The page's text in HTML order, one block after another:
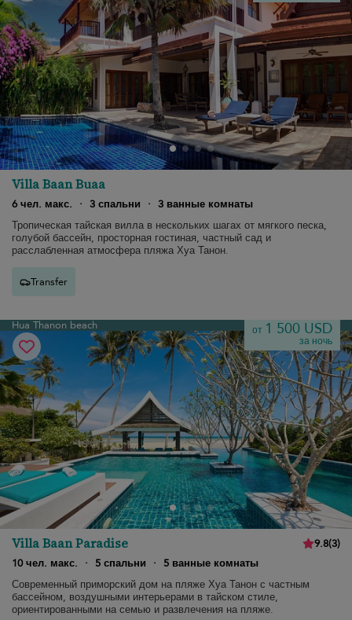
Villa Baan Buaa
6 чел. макс. · 3 спальни · 3 ванные комнаты
Тропическая тайская вилла в нескольких шагах от мягкого песка,
голубой бассейн, просторная гостиная, частный сад и
расслабленная атмосфера пляжа Хуа Танон.
Transfer
Hua Thanon beach от 1 500 USD
за ночь
Villa Baan Paradise 9.8(3)
10 чел. макс.
· 5 спальни ·
5 ванные комнаты
Современный приморский дом на пляже Хуа Танон с частным
бассейном, воздушными интерьерами в тайском стиле,
ориентированными на семью и развлечения на пляже.